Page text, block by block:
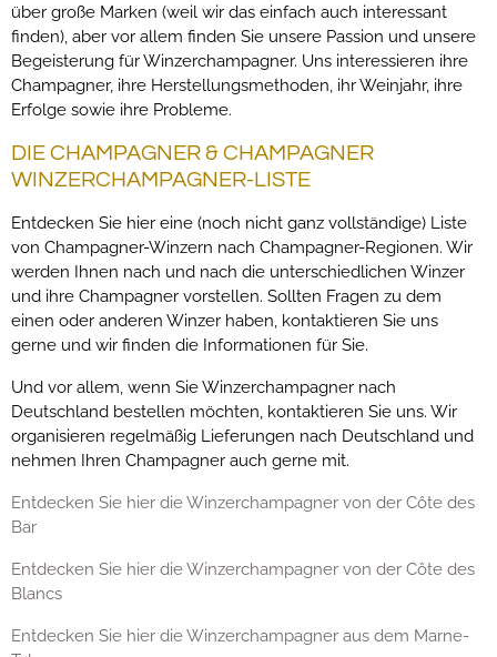
über große Marken (weil wir das einfach auch interessant
finden), aber vor allem finden Sie unsere Passion und unsere
Begeisterung für Winzerchampagner. Uns interessieren ihre
Champagner, ihre Herstellungsmethoden, ihr Weinjahr, ihre
Erfolge sowie ihre Probleme.
DIE CHAMPAGNER & CHAMPAGNER
WINZERCHAMPAGNER-LISTE
Entdecken Sie hier eine (noch nicht ganz vollständige) Liste
von Champagner-Winzern nach Champagner-Regionen. Wir
werden Ihnen nach und nach die unterschiedlichen Winzer
und ihre Champagner vorstellen. Sollten Fragen zu dem
einen oder anderen Winzer haben, kontaktieren Sie uns
gerne und wir finden die Informationen für Sie.
Und vor allem, wenn Sie Winzerchampagner nach
Deutschland bestellen möchten, kontaktieren Sie uns. Wir
organisieren regelmäßig Lieferungen nach Deutschland und
nehmen Ihren Champagner auch gerne mit.
Entdecken Sie hier die Winzerchampagner von der Côte des
Bar
Entdecken Sie hier die Winzerchampagner von der Côte des
Blancs
Entdecken Sie hier die Winzerchampagner aus dem Marne-